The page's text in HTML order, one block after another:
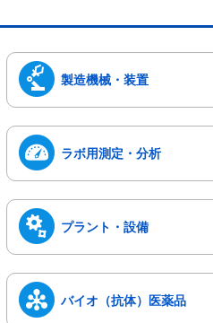
製造機械・装置
ラボ用測定・分析
プラント・設備
バイオ（抗体）医薬品